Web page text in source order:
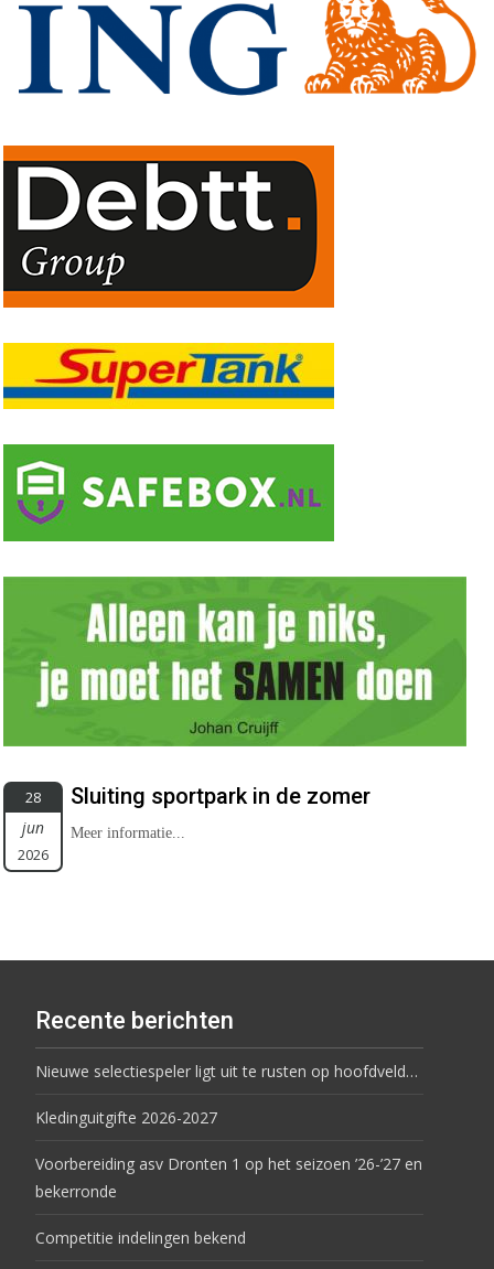
28
jun
2026
Sluiting sportpark in de zomer
Meer informatie...
Recente berichten
Nieuwe selectiespeler ligt uit te rusten op hoofdveld…
Kledinguitgifte 2026-2027
Voorbereiding asv Dronten 1 op het seizoen ’26-’27 en
bekerronde
Competitie indelingen bekend